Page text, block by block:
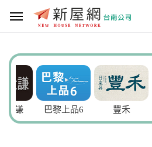
巴黎上品6 豐禾